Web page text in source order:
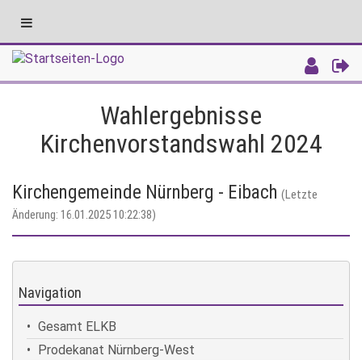
Toggle
navigation
Wahlergebnisse
Kirchenvorstandswahl 2024
Kirchengemeinde Nürnberg - Eibach (Letzte
Änderung: 16.01.2025 10:22:38)
Navigation
Gesamt ELKB
Prodekanat Nürnberg-West